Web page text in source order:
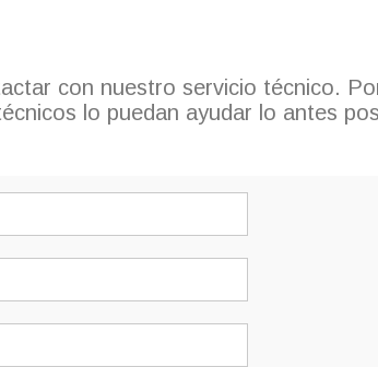
con nuestro servicio técnico.
lo puedan ayudar lo antes